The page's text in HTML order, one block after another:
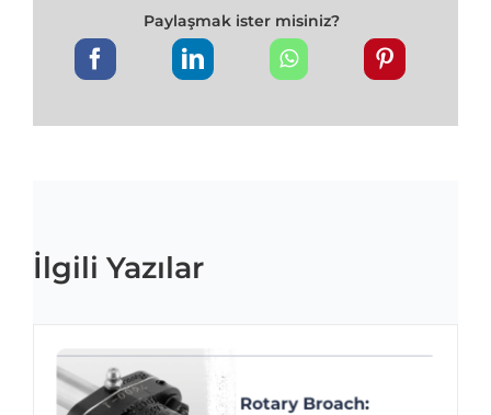
Paylaşmak ister misiniz?
İlgili Yazılar